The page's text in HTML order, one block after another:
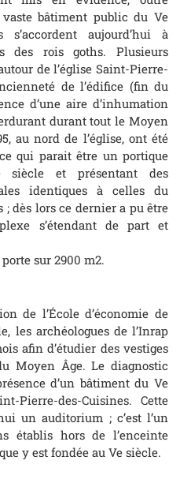
bâtiment public du Ve
aujourd’hui à
des rois goths. Plusieurs
de l’église Saint-Pierre-
de l’édifice (fin du
d’une aire d’inhumation
durant tout le Moyen
au nord de l’église, ont été
qui parait être un portique
siècle et présentant des
identiques à celles du
; dès lors ce dernier a pu être
s’étendant de part et
sur 2900 m2.
de l’École d’économie de
les archéologues de l’Inrap
afin d’étudier des vestiges
Moyen Âge. Le diagnostic
d’un bâtiment du Ve
Pierre-des-Cuisines. Cette
un auditorium ; c’est l’un
établis hors de l’enceinte
y est fondée au Ve siècle.